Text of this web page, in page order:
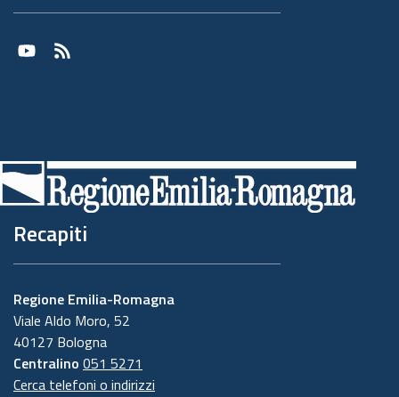
Youtube
RSS
Recapiti
Regione Emilia-Romagna
Viale Aldo Moro, 52
40127 Bologna
Centralino 051 5271
Cerca telefoni o indirizzi